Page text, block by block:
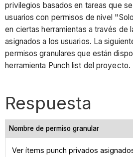
privilegios basados en tareas que
usuarios con permisos de nivel
en ciertas herramientas a través de
asignados a los usuarios. La
permisos granulares que están
herramienta Punch list del proyecto.
Respuesta
Nombre de permiso granular
Ver ítems punch privados